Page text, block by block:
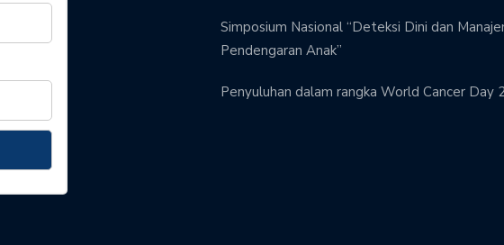
Simposium Nasional “Deteksi Dini dan
Pendengaran Anak”
Penyuluhan dalam rangka World Cancer Day